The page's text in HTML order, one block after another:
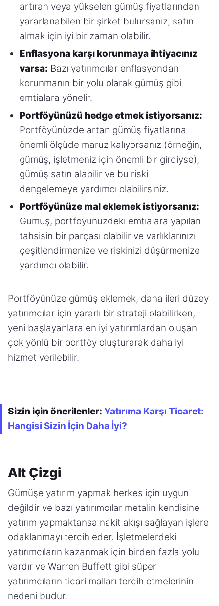
artıran veya yükselen gümüş fiyatlarından
yararlanabilen bir şirket bulursanız, satın
almak için iyi bir zaman olabilir.
Enflasyona karşı korunmaya ihtiyacınız
varsa: Bazı yatırımcılar enflasyondan
korunmanın bir yolu olarak gümüş gibi
emtialara yönelir.
Portföyünüzü hedge etmek istiyorsanız:
Portföyünüzde artan gümüş fiyatlarına
önemli ölçüde maruz kalıyorsanız (örneğin,
gümüş, işletmeniz için önemli bir girdiyse),
gümüş satın alabilir ve bu riski
dengelemeye yardımcı olabilirsiniz.
Portföyünüze mal eklemek istiyorsanız:
Gümüş, portföyünüzdeki emtialara yapılan
tahsisin bir parçası olabilir ve varlıklarınızı
çeşitlendirmenize ve riskinizi düşürmenize
yardımcı olabilir.
Portföyünüze gümüş eklemek, daha ileri düzey
yatırımcılar için yararlı bir strateji olabilirken,
yeni başlayanlara en iyi yatırımlardan oluşan
çok yönlü bir portföy oluşturarak daha iyi
hizmet verilebilir.
Sizin için önerilenler: Yatırıma Karşı Ticaret:
Hangisi Sizin İçin Daha İyi?
Alt Çizgi
Gümüşe yatırım yapmak herkes için uygun
değildir ve bazı yatırımcılar metalin kendisine
yatırım yapmaktansa nakit akışı sağlayan işlere
odaklanmayı tercih eder. İşletmelerdeki
yatırımcıların kazanmak için birden fazla yolu
vardır ve Warren Buffett gibi süper
yatırımcıların ticari malları tercih etmelerinin
nedeni budur.